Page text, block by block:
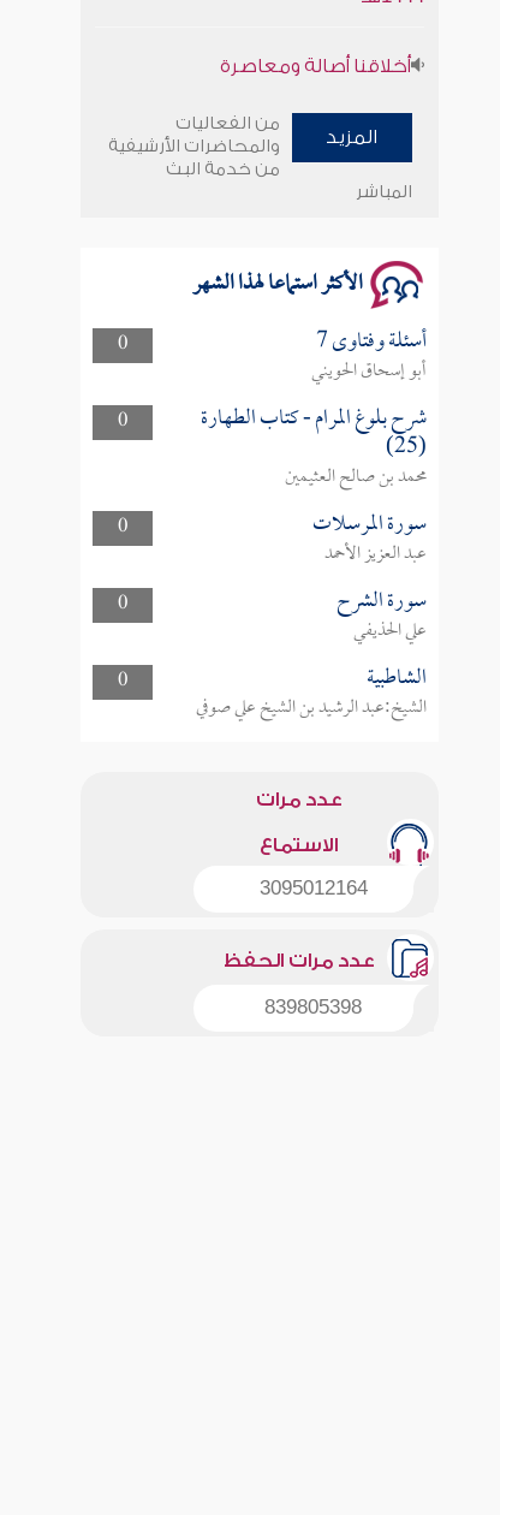
سلسلة محاضرات نفحات رمضانية
1444هـ
المزيد
من الفعاليات
والمحاضرات الأرشيفية
من خدمة البث
المباشر
الأكثر استماعا لهذا الشهر
0 أسئلة وفتاوى 7
أبو إسحاق الحويني
0
شرح بلوغ المرام - كتاب الطهارة
(25)
محمد بن صالح العثيمين
0
سورة المرسلات
عبد العزيز الأحمد
0
سورة الشرح
علي الحذيفي
0
الشاطبية
الشيخ:عبد الرشيد بن الشيخ علي صوفي
عدد مرات
الاستماع
3095012164
عدد مرات الحفظ
839805398